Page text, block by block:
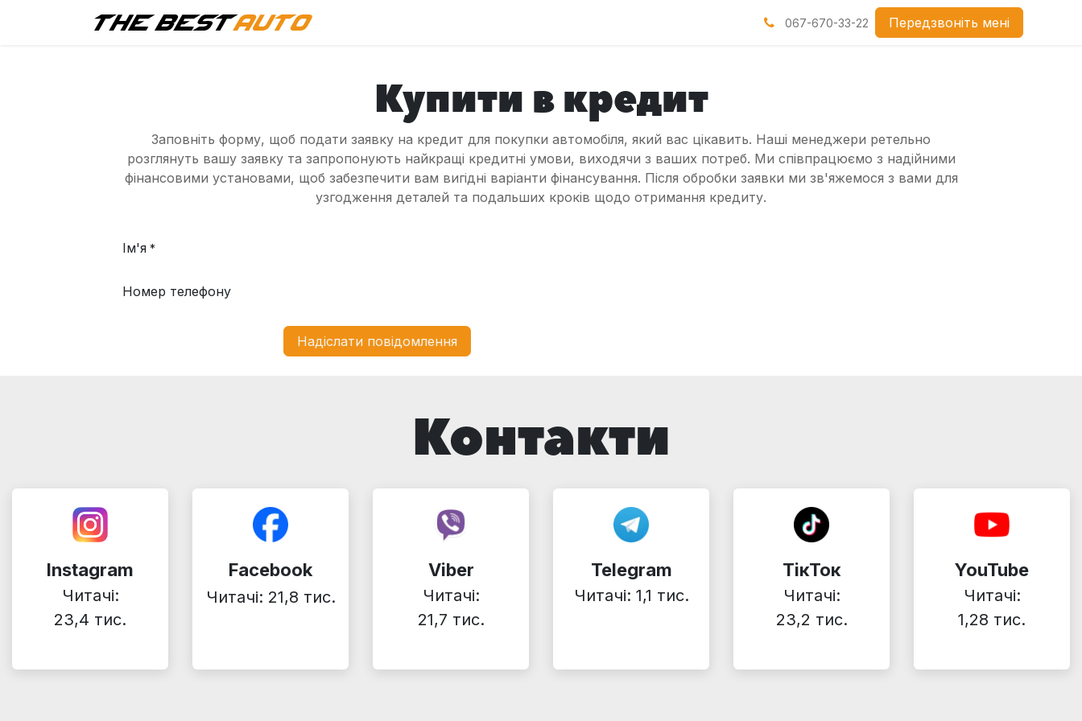
067-670-33-22 Передзвоніть мені
Купити в кредит
Заповніть форму, щоб подати заявку на кредит для покупки автомобіля, який вас цікавить. Наші менеджери ретельно
розглянуть вашу заявку та запропонують найкращі кредитні умови, виходячи з ваших потреб. Ми співпрацюємо з надійними
фінансовими установами, щоб забезпечити вам вигідні варіанти фінансування. Після обробки заявки ми зв'яжемося з вами для
узгодження деталей та подальших кроків щодо отримання кредиту.
Ім'я *
Номер телефону
Надіслати повідомлення
Контакти
Instagram
Читачі:
23,4 тис.
Facebook
Читачі: 21,8 тис.
Viber
Читачі:
21,7 тис.
Telegram
Читачі: 1,1 тис.
ТікТок
Читачі:
23,2 тис.
YouTube
Читачі:
1,28 тис.